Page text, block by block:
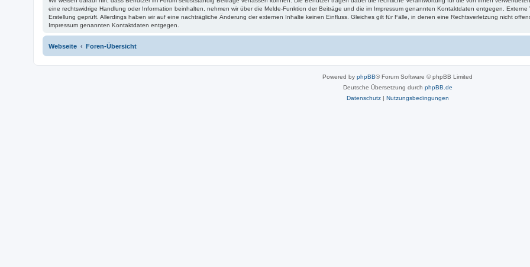
eine rechtswidrige Handlung oder Information beinhalten, nehmen wir über die Melde-Funktion der Beiträge und die im Impressum genannten Kontaktdaten entgegen.
Erstellung geprüft. Allerdings haben wir auf eine nachträgliche Änderung der externen Inhalte keinen Einfluss. Gleiches gilt für Fälle, in denen eine Rechtsverletzung nicht
Impressum genannten Kontaktdaten entgegen.
Webseite Foren-Übersicht
Powered by phpBB® Forum Software © phpBB Limited
Deutsche Übersetzung durch phpBB.de
Datenschutz| Nutzungsbedingungen